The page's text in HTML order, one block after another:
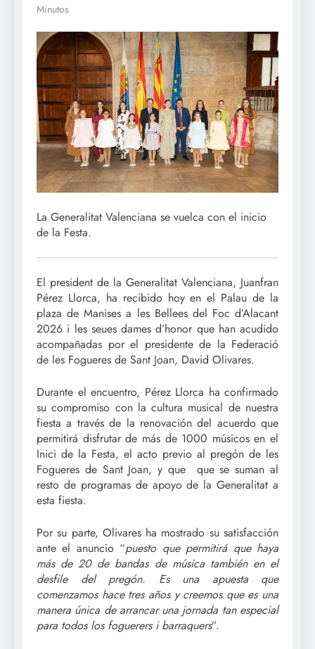
Minutos
La Generalitat Valenciana se vuelca con el inicio
de la Festa.
El president de la Generalitat Valenciana, Juanfran
Pérez Llorca, ha recibido hoy en el Palau de la
plaza de Manises a les Bellees del Foc d’Alacant
2026 i les seues dames d’honor que han acudido
acompañadas por el presidente de la Federació
de les Fogueres de Sant Joan, David Olivares.
Durante el encuentro, Pérez Llorca ha confirmado
su compromiso con la cultura musical de nuestra
fiesta a través de la renovación del acuerdo que
permitirá disfrutar de más de 1000 músicos en el
Inici de la Festa, el acto previo al pregón de les
Fogueres de Sant Joan, y que que se suman al
resto de programas de apoyo de la Generalitat a
esta fiesta.
Por su parte, Olivares ha mostrado su satisfacción
ante el anuncio “puesto que permitirá que haya
más de 20 de bandas de música también en el
desfile del pregón. Es una apuesta que
comenzamos hace tres años y creemos que es una
manera única de arrancar una jornada tan especial
para todos los foguerers i barraquers”.